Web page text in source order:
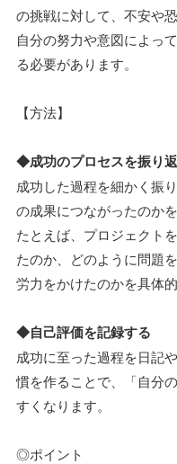
の挑戦に対して、不安や
自分の努力や意図によっ
る必要があります。
【方法】
◆成功のプロセスを振り
成功した過程を細かく振
の成果につながったのか
たとえば、プロジェクト
たのか、どのように問題
労力をかけたのかを具体
◆自己評価を記録する
成功に至った過程を日記
慣を作ることで、「自分
すくなります。
◎ポイント